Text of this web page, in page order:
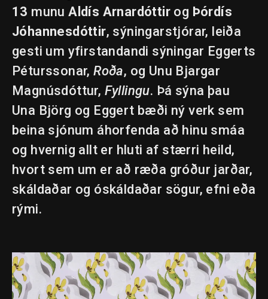
13 munuAldís Arnardóttir og Þórdís
Jóhannesdóttir, sýningarstjórar, leiða
gesti um yfirstandandi sýningar Eggerts
Péturssonar,Roða, og Unu Bjargar
Magnúsdóttur, Fyllingu. Þá sýna þau
Una Björg og Eggert bæði ný verk sem
beina sjónum áhorfenda að hinu smáa
og hvernig allt er hluti af stærri heild,
hvort sem um er að ræða gróður jarðar,
skáldaðar og óskáldaðar sögur, efni eða
rými.